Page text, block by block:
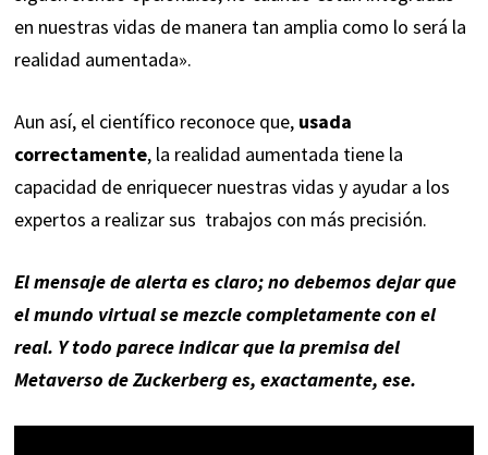
en nuestras vidas de manera tan amplia como lo será la
realidad aumentada».
Aun así, el científico reconoce que, usada
correctamente, la realidad aumentada tiene la
capacidad de enriquecer nuestras vidas y ayudar a los
expertos a realizar sus trabajos con más precisión.
El mensaje de alerta es claro; no debemos dejar que
el mundo virtual se mezcle completamente con el
real. Y todo parece indicar que la premisa del
Metaverso de Zuckerberg es, exactamente, ese.